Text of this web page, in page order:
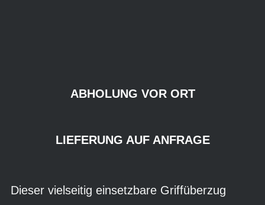
ABHOLUNG VOR ORT
LIEFERUNG AUF ANFRAGE
Dieser vielseitig einsetzbare Griffüberzug